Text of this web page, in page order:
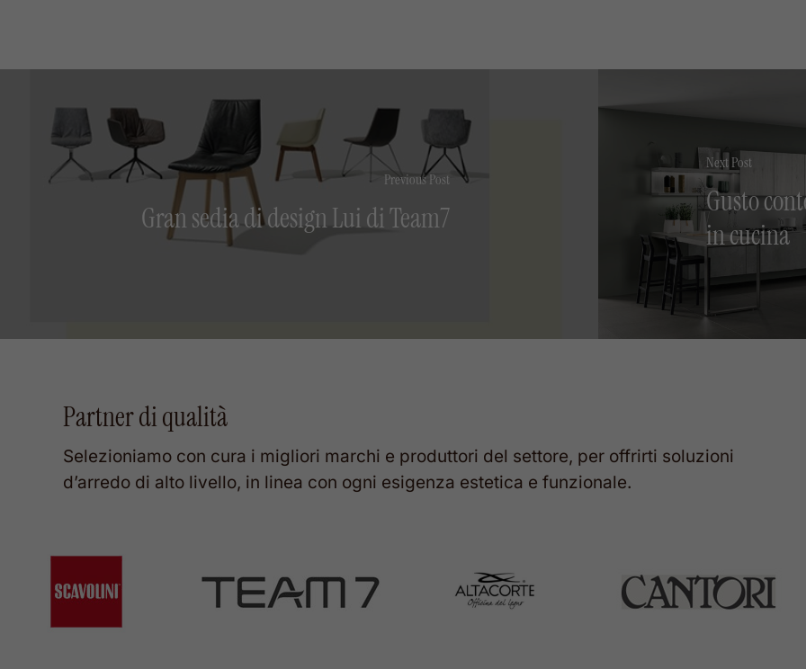
Previous Post
Gran sedia di design Lui di Team7
Next Post
Gusto
in cucina
Partnerdiqualità
Selezioniamo con cura i migliori marchi e produttori del settore, per offrirti soluzioni
d’arredo di alto livello, in linea con ogni esigenza estetica e funzionale.